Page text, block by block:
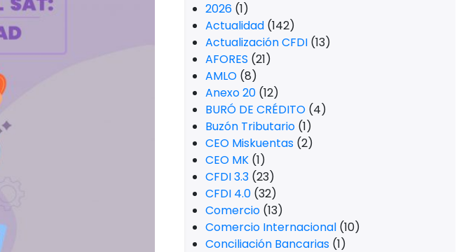
2026 (1)
Actualidad (142)
Actualización CFDI (13)
AFORES (21)
AMLO (8)
Anexo 20 (12)
BURÓ DE CRÉDITO (4)
Buzón Tributario (1)
CEO Miskuentas (2)
CEO MK (1)
CFDI 3.3 (23)
CFDI 4.0 (32)
Comercio (13)
Comercio Internacional (10)
Conciliación Bancarias (1)